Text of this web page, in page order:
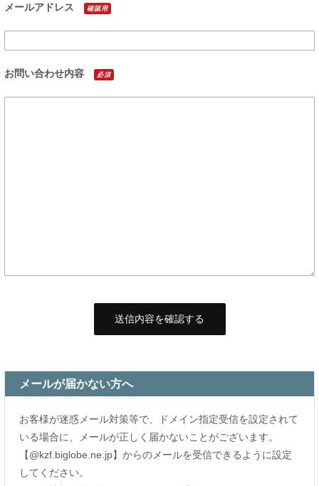
メールアドレス 確認用
お問い合わせ内容 必須
メールが届かない方へ
お客様が迷惑メール対策等で、ドメイン指定受信を設定されて
いる場合に、メールが正しく届かないことがございます。
【@kzf.biglobe.ne.jp】からのメールを受信できるように設定
してください。